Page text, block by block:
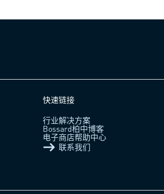
快速链接
行业解决方案
Bossard柏中博客
电子商店帮助中心
联系我们